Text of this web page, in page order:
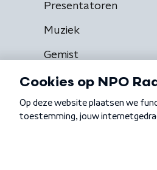
Presentatoren
Muziek
Gemist
Algemene voorwaarden